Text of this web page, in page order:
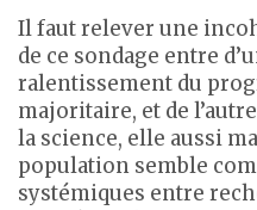
Il faut relever une
de ce sondage entre
ralentissement du
majoritaire, et de
la science, elle aussi
population semble
systémiques entre